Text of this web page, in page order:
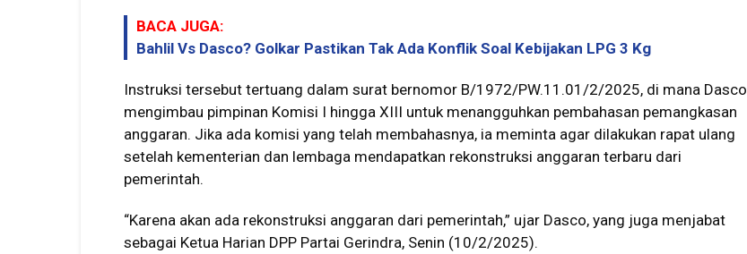
BACA JUGA:
Bahlil Vs Dasco? Golkar Pastikan Tak Ada Konflik Soal Kebijakan LPG 3 Kg
Instruksi tersebut tertuang dalam surat bernomor B/1972/PW.11.01/2/2025, di mana Dasco
mengimbau pimpinan Komisi I hingga XIII untuk menangguhkan pembahasan pemangkasan
anggaran. Jika ada komisi yang telah membahasnya, ia meminta agar dilakukan rapat ulang
setelah kementerian dan lembaga mendapatkan rekonstruksi anggaran terbaru dari
pemerintah.
“Karena akan ada rekonstruksi anggaran dari pemerintah,” ujar Dasco, yang juga menjabat
sebagai Ketua Harian DPP Partai Gerindra, Senin (10/2/2025).